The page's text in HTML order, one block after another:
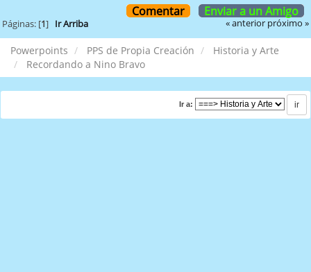
Comentar Enviar a un Amigo
Páginas: [1] Ir Arriba « anterior próximo »
Powerpoints PPS de Propia Creación
Historia y Arte
Recordando a Nino Bravo
Ir a: